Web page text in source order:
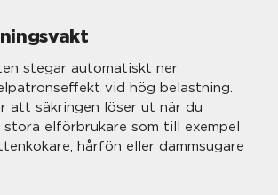
stegar automatiskt ner
vid hög belastning.
att säkringen löser ut när du
stora elförbrukare som till exempel
hårfön eller dammsugare